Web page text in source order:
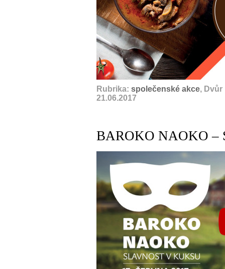
Rubrika: společenské akce, Dvůr
21.06.2017
BAROKO NAOKO –